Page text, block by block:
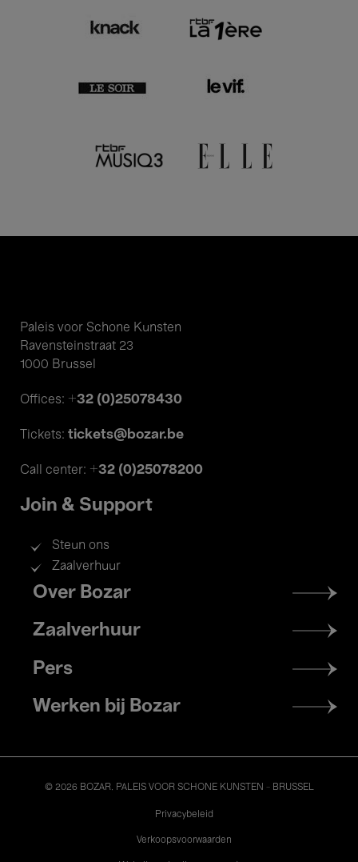
Paleis voor Schone Kunsten
Ravensteinstraat 23
1000 Brussel
Offices: +32 (0)25078430
Tickets: tickets@bozar.be
Call center: +32 (0)25078200
Join & Support
Steun ons
Zaalverhuur
Footer
menu
Over Bozar
Zaalverhuur
Pers
Werken bij Bozar
© 2026 BOZAR. PALEIS VOOR SCHONE KUNSTEN - BRUSSEL
Privacybeleid
Verkoopsvoorwaarden